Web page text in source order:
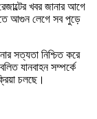
খবর জানার আগে
আগুন লেগে সব পুড়ে
সত্যতা নিশ্চিত করে
যানবাহন সম্পর্কে
চলছে।